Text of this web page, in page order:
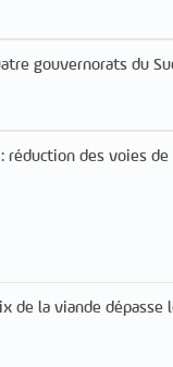
gouvernorats du
réduction des voies
de la viande dépasse